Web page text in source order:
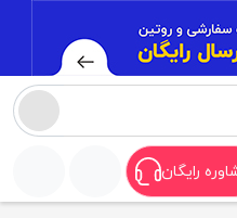
رایگان